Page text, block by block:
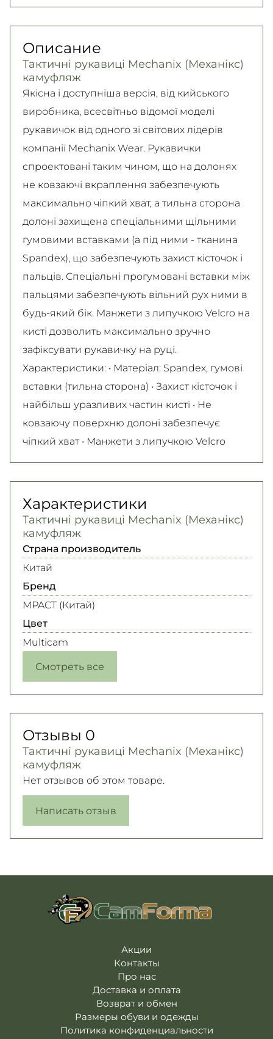
300 грн. / 1-2 дня
Самовывоз
Безкоштовно
Подробнее
Pay, PrivatPay, Visa, Mastercard.
Подробнее
Подробно об условиях возврата и обмена
читайте настранице
Подробнее
Описание
Тактичні рукавиці Mechanix (Механікс)
камуфляж
Якісна і доступніша версія, від кийського
виробника, всесвітньо відомої моделі
рукавичок від одного зі світових лідерів
компанії Mechanix Wear. Рукавички
спроектовані таким чином, що на долонях
не ковзаючі вкраплення забезпечують
максимально чіпкий хват, а тильна сторона
долоні захищена спеціальними щільними
гумовими вставками (а під ними - тканина
Spandex), що забезпечують захист кісточок і
пальців. Спеціальні прогумовані вставки між
пальцями забезпечують вільний рух ними в
будь-який бік. Манжети з липучкою Velcro на
кисті дозволить максимально зручно
зафіксувати рукавичку на руці.
Характеристики: • Матеріал: Spandex, гумові
вставки (тильна сторона) • Захист кісточок і
найбільш уразливих частин кисті • Не
ковзаючу поверхню долоні забезпечує
чіпкий хват • Манжети з липучкою Velcro
Характеристики
Тактичні рукавиці Mechanix (Механікс)
камуфляж
Страна производитель
Китай
Бренд
MPACT (Китай)
Цвет
Multicam
Смотреть все
Отзывы 0
Тактичні рукавиці Mechanix (Механікс)
камуфляж
Нет отзывов об этом товаре.
Написать отзыв
Акции
Контакты
Про нас
Доставка и оплата
Возврат и обмен
Размеры обуви и одежды
Политика конфиденциальности